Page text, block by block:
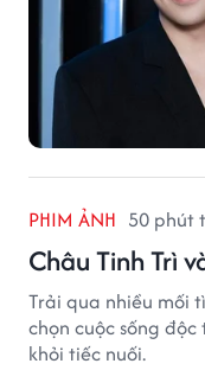
PHIM ẢNH 50 phút
Châu Tinh Trì
Trải qua nhiều mối
chọn cuộc sống
khỏi tiếc nuối.